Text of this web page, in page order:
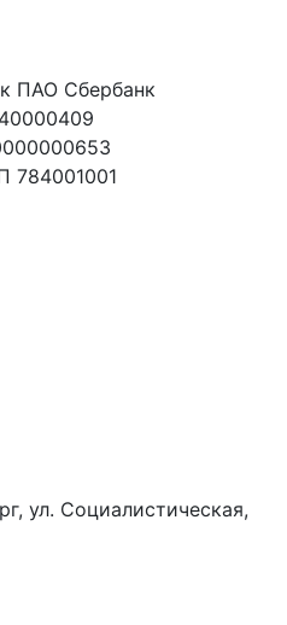
ПАО Сбербанк
784001001
ул. Социалистическая,